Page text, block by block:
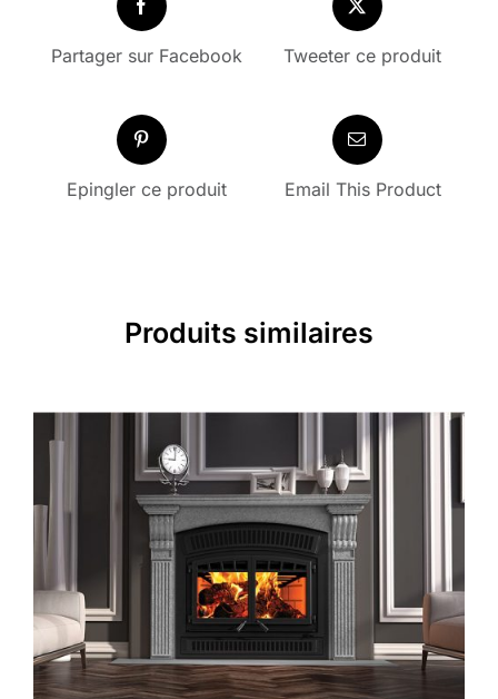
Partager sur Facebook Tweeter ce produit
Epingler ce produit Email This Product
Produits similaires